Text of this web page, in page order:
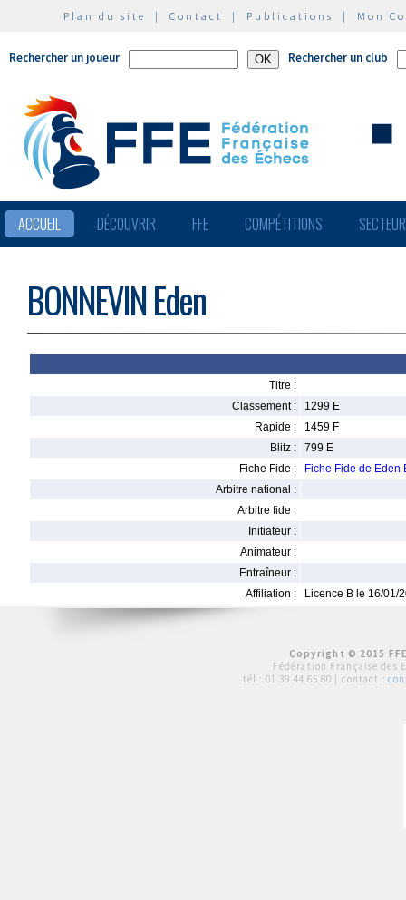
Plan du site | Contact | Publications | Mon
Rechercher un joueur Rechercher un club
ACCUEIL DÉCOUVRIR FFE COMPÉTITIONS
BONNEVIN Eden
Titre :
Classement :
1299 E
Rapide :
1459 F
Blitz :
799 E
Fiche Fide :
Fiche Fide de Eden
Arbitre national :
Arbitre fide :
Initiateur :
Animateur :
Entraîneur :
Affiliation :
Licence B le 16/01/
Copyright © 2015
Fédération Française des
tél : 01 39 44 65 80 | contact :